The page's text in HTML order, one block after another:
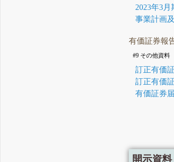
2023年3
事業計画
有価証券報
#9 その他資料
訂正有価
訂正有価
有価証券
開示資料